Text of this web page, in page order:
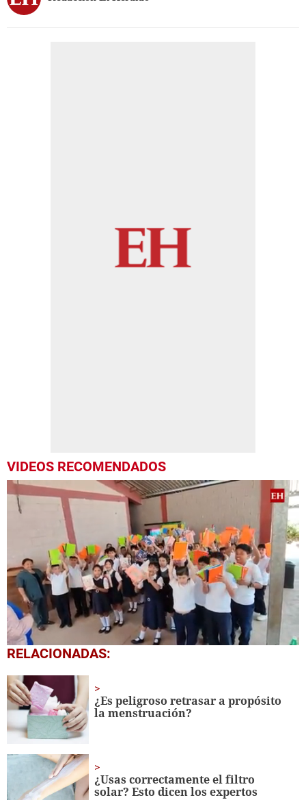
VIDEOS RECOMENDADOS
0
seconds
1
minute,
56
seconds
RELACIONADAS:
¿Es peligroso retrasar a propósito
la menstruación?
¿Usas correctamente el filtro
solar? Esto dicen los expertos